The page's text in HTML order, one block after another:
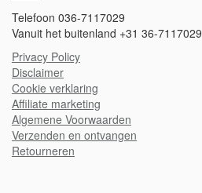
Telefoon 036-7117029
Vanuit het buitenland +31 36-7117029
Privacy Policy
Disclaimer
Cookie verklaring
Affiliate marketing
Algemene Voorwaarden
Verzenden en ontvangen
Retourneren